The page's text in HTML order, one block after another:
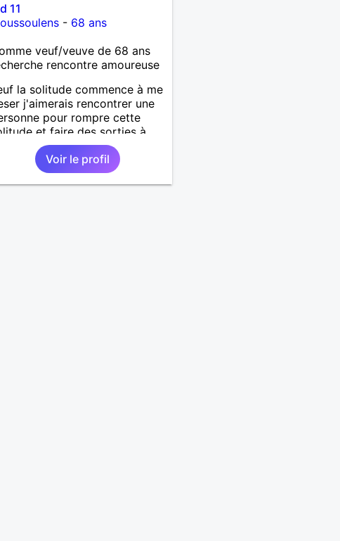
11
- 68 ans
veuf/veuve de 68 ans
rencontre amoureuse
la solitude commence à me
j'aimerais rencontrer une
pour rompre cette
et faire des sorties à
Voir le profil